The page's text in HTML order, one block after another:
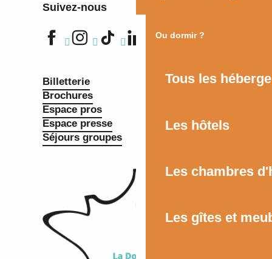
Ou dormir ?
Tous les
Les hôtels
Les chambres
Les gîtes et
Suivez-nous
Billetterie
Brochures
Espace pros
Espace presse
Séjours groupes